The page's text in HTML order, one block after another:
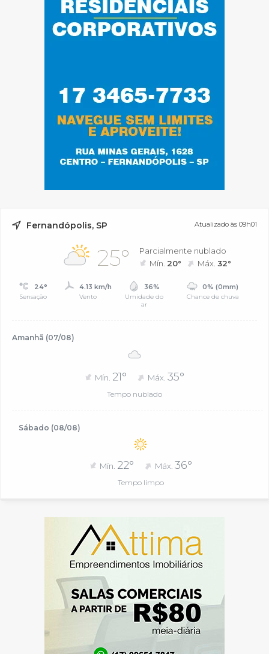
Fernandópolis, SP Atualizado às 09h01
25°
Parcialmente nublado
Mín. 20° Máx.32°
24°
Sensação
4.13 km/h
Vento
36%
Umidade do
ar
0% (0mm)
Chance de chuva
Amanhã (07/08)
Mín. 21° Máx. 35°
Tempo nublado
Sábado (08/08)
Mín. 22° Máx. 36°
Tempo limpo